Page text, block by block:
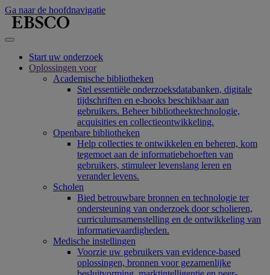
Ga naar de hoofdnavigatie
Start uw onderzoek
Oplossingen voor
Academische bibliotheken
Stel essentiële onderzoeksdatabanken, digitale
tijdschriften en e-books beschikbaar aan
gebruikers. Beheer bibliotheektechnologie,
acquisities en collectieontwikkeling.
Openbare bibliotheken
Help collecties te ontwikkelen en beheren, kom
tegemoet aan de informatiebehoeften van
gebruikers, stimuleer levenslang leren en
verander levens.
Scholen
Bied betrouwbare bronnen en technologie ter
ondersteuning van onderzoek door scholieren,
curriculumsamenstelling en de ontwikkeling van
informatievaardigheden.
Medische instellingen
Voorzie uw gebruikers van evidence-based
oplossingen, bronnen voor gezamenlijke